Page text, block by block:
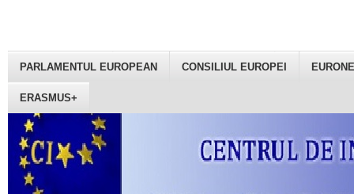
PARLAMENTUL EUROPEAN CONSILIUL EUROPEI
ERASMUS+